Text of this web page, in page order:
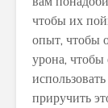
чтобы их
опыт, чтобы
урона, чтобы
приручить